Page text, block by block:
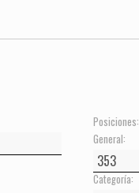
Posiciones:
General:
Categoría: